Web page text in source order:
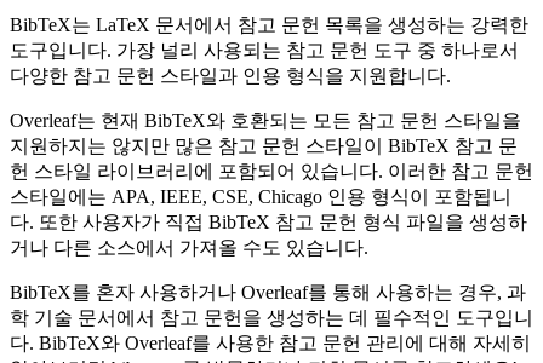
BibTeX는 LaTeX 문서에서 참고 문헌 목록을 생성하는 강력한
도구입니다. 가장 널리 사용되는 참고 문헌 도구 중 하나로서
다양한 참고 문헌 스타일과 인용 형식을 지원합니다.
Overleaf는 현재 BibTeX와 호환되는 모든 참고 문헌 스타일을
지원하지는 않지만 많은 참고 문헌 스타일이 BibTeX 참고 문
헌 스타일 라이브러리에 포함되어 있습니다. 이러한 참고 문헌
스타일에는 APA, IEEE, CSE, Chicago 인용 형식이 포함됩니
다. 또한 사용자가 직접 BibTeX 참고 문헌 형식 파일을 생성하
거나 다른 소스에서 가져올 수도 있습니다.
BibTeX를 혼자 사용하거나 Overleaf를 통해 사용하는 경우, 과
학 기술 문서에서 참고 문헌을 생성하는 데 필수적인 도구입니
다. BibTeX와 Overleaf를 사용한 참고 문헌 관리에 대해 자세히